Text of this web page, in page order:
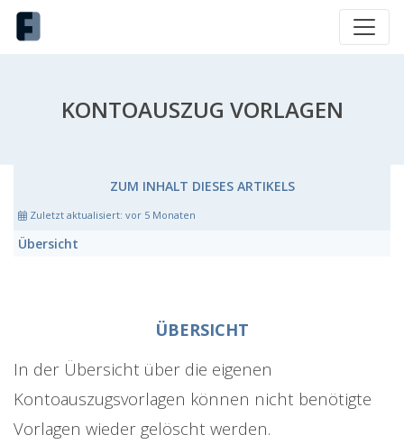
KONTOAUSZUG VORLAGEN
ZUM INHALT DIESES ARTIKELS
Zuletzt aktualisiert: vor 5 Monaten
Übersicht
ÜBERSICHT
In der Übersicht über die eigenen
Kontoauszugsvorlagen können nicht benötigte
Vorlagen wieder gelöscht werden.